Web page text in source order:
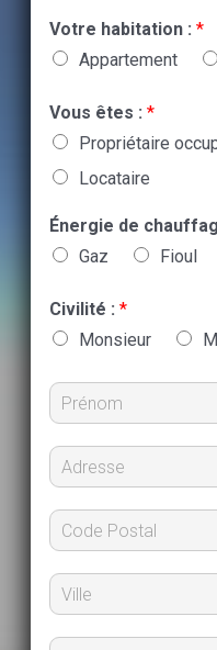
Votre habitation : *
Appartement
Vous êtes : *
Propriétaire
Locataire
Énergie de
Gaz
Fioul
Civilité : *
Monsieur